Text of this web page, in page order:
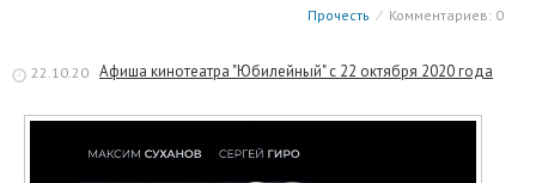
Прочесть ⁄ Комментариев: 0
22.10.20 Афиша кинотеатра "Юбилейный" c 22 октября 2020 года